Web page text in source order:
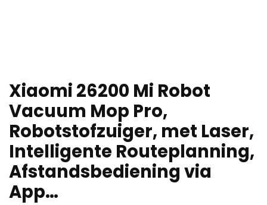
Xiaomi 26200 Mi Robot
Vacuum Mop Pro,
Robotstofzuiger, met Laser,
Intelligente Routeplanning,
Afstandsbediening via
App…